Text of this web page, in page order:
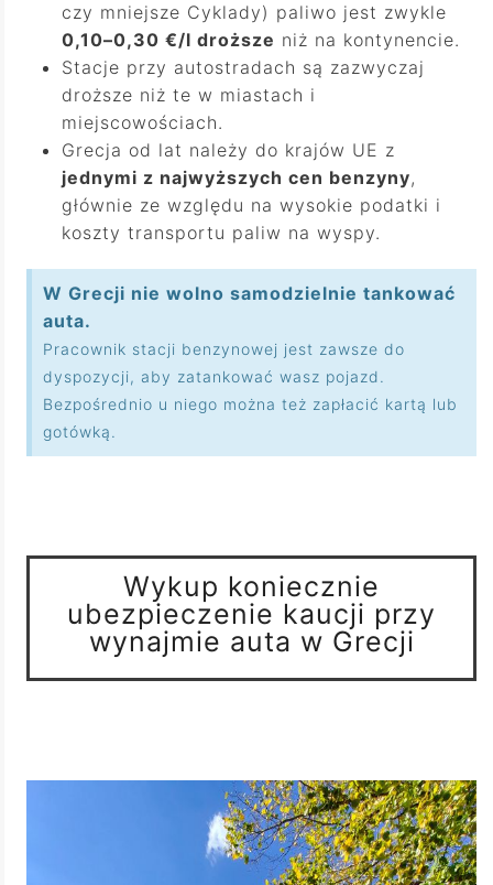
czy mniejsze Cyklady) paliwo jest zwykle
0,10–0,30 €/l droższe niż na kontynencie.
Stacje przy autostradach są zazwyczaj
droższe niż te w miastach i
miejscowościach.
Grecja od lat należy do krajów UE z
jednymi z najwyższych cen benzyny,
głównie ze względu na wysokie podatki i
koszty transportu paliw na wyspy.
W Grecji nie wolno samodzielnie tankować
auta.
Pracownik stacji benzynowej jest zawsze do
dyspozycji, aby zatankować wasz pojazd.
Bezpośrednio u niego można też zapłacić kartą lub
gotówką.
Wykup koniecznie
ubezpieczenie kaucji przy
wynajmie auta w Grecji